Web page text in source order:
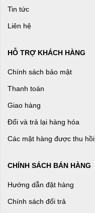
Tin tức
Liên hệ
HỖ TRỢ KHÁCH HÀNG
Chính sách bảo mật
Thanh toán
Giao hàng
Đổi và trả lại hàng hóa
Các mặt hàng được thu hồi
CHÍNH SÁCH BÁN HÀNG
Hướng dẫn đặt hàng
Chính sách đổi trả